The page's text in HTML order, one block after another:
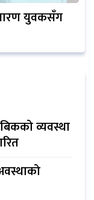
युवकसँग
व्यवस्था